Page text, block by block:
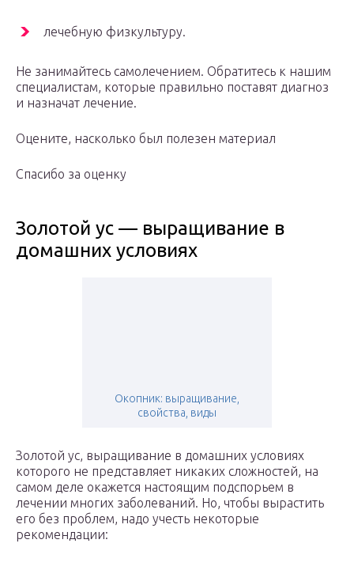
лечебную физкультуру.
Не занимайтесь самолечением. Обратитесь к нашим
специалистам, которые правильно поставят диагноз
и назначат лечение.
Оцените, насколько был полезен материал
Спасибо за оценку
Золотой ус — выращивание в
домашних условиях
Окопник: выращивание,
свойства, виды
Золотой ус, выращивание в домашних условиях
которого не представляет никаких сложностей, на
самом деле окажется настоящим подспорьем в
лечении многих заболеваний. Но, чтобы вырастить
его без проблем, надо учесть некоторые
рекомендации: